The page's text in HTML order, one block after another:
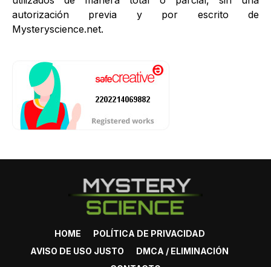
autorización previa y por escrito de
Mysteryscience.net.
HOME
POLÍTICA DE PRIVACIDAD
AVISO DE USO JUSTO
DMCA / ELIMINACIÓN